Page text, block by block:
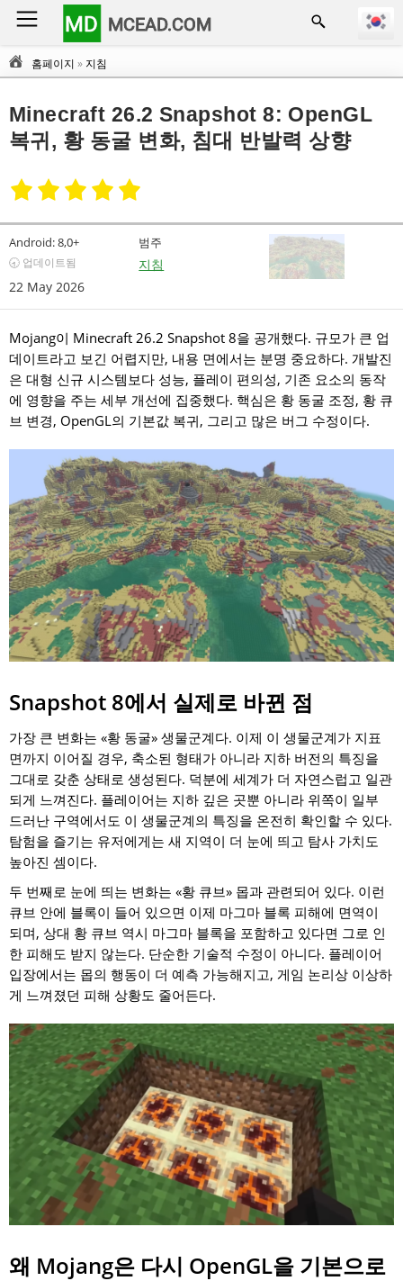
MD MCEAD.COM
홈페이지 » 지침
Minecraft 26.2 Snapshot 8: OpenGL
복귀, 황 동굴 변화, 침대 반발력 상향
Android:8,0+
🕣 업데이트됨
22 May 2026
범주
지침
Mojang이 Minecraft 26.2 Snapshot 8을 공개했다. 규모가 큰 업
데이트라고 보긴 어렵지만, 내용 면에서는 분명 중요하다. 개발진
은 대형 신규 시스템보다 성능, 플레이 편의성, 기존 요소의 동작
에 영향을 주는 세부 개선에 집중했다. 핵심은 황 동굴 조정, 황 큐
브 변경, OpenGL의 기본값 복귀, 그리고 많은 버그 수정이다.
Snapshot 8에서 실제로 바뀐 점
가장 큰 변화는 «황 동굴» 생물군계다. 이제 이 생물군계가 지표
면까지 이어질 경우, 축소된 형태가 아니라 지하 버전의 특징을
그대로 갖춘 상태로 생성된다. 덕분에 세계가 더 자연스럽고 일관
되게 느껴진다. 플레이어는 지하 깊은 곳뿐 아니라 위쪽이 일부
드러난 구역에서도 이 생물군계의 특징을 온전히 확인할 수 있다.
탐험을 즐기는 유저에게는 새 지역이 더 눈에 띄고 탐사 가치도
높아진 셈이다.
두 번째로 눈에 띄는 변화는 «황 큐브» 몹과 관련되어 있다. 이런
큐브 안에 블록이 들어 있으면 이제 마그마 블록 피해에 면역이
되며, 상대 황 큐브 역시 마그마 블록을 포함하고 있다면 그로 인
한 피해도 받지 않는다. 단순한 기술적 수정이 아니다. 플레이어
입장에서는 몹의 행동이 더 예측 가능해지고, 게임 논리상 이상하
게 느껴졌던 피해 상황도 줄어든다.
왜 Mojang은 다시 OpenGL을 기본으로